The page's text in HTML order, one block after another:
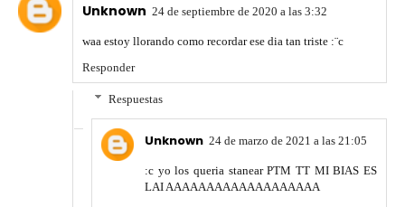
Unknown 24 de septiembre de 2020 a las 3:32
waa estoy llorando como recordar ese dia tan triste :¨c
Responder
Respuestas
Unknown 24 de marzo de 2021 a las 21:05
:c yo los queria stanear PTM TT MI BIAS ES
LAI AAAAAAAAAAAAAAAAAAA